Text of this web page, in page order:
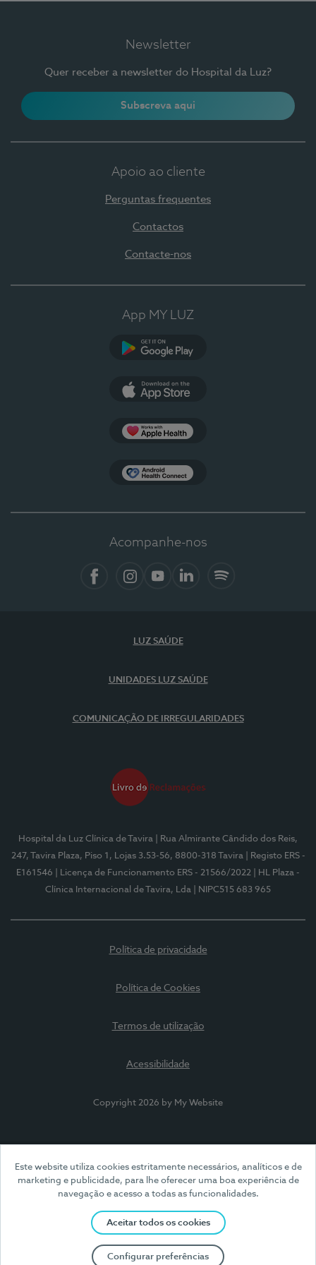
Este website utiliza cookies estritamente necessários, analíticos e de
marketing e publicidade, para lhe oferecer uma boa experiência de
navegação e acesso a todas as funcionalidades.
Aceitar todos os cookies
Configurar preferências
Newsletter
Quer receber a newsletter do Hospital da Luz?
Subscreva aqui
Apoio ao cliente
Perguntas frequentes
Contactos
Contacte-nos
App MY LUZ
Acompanhe-nos
LUZ SAÚDE
UNIDADES LUZ SAÚDE
COMUNICAÇÃO DE IRREGULARIDADES
Hospital da Luz Clínica de Tavira
| Rua Almirante Cândido dos Reis,
247, Tavira Plaza, Piso 1, Lojas 3.53-56, 8800-318 Tavira
| Registo ERS -
E161546
| Licença de Funcionamento ERS - 21566/2022
| HL Plaza -
Clínica Internacional de Tavira, Lda
| NIPC515 683 965
Política de privacidade
Política de Cookies
Termos de utilização
Acessibilidade
Copyright 2026 by My Website